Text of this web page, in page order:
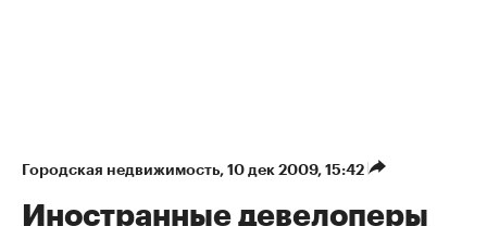
Городская недвижимость⁠, 10 дек 2009, 15:42
Иностранные девелоперы